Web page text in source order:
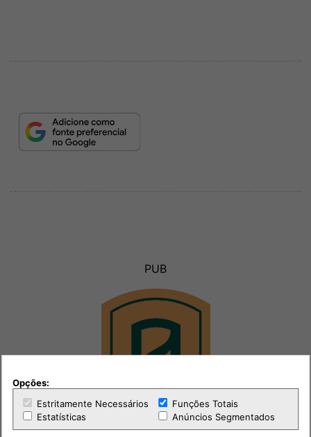
PUB
Opções:
Estritamente Necessários
Funções Totais
Estatísticas
Anúncios Segmentados